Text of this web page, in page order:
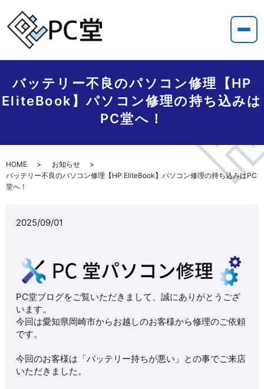
バッテリー不良のパソコン修理【HP
EliteBook】パソコン修理の持ち込みは
PC堂へ！
HOME
お知らせ
バッテリー不良のパソコン修理【HP EliteBook】パソコン修理の持ち込みはPC
堂へ！
2025/09/01
PC堂ブログをご覧いただきまして、誠にありがとうござ
います。
今回は愛知県岡崎市からお越しのお客様から修理のご依頼
です。
今回のお客様は「バッテリー持ちが悪い」との事でご来店
いただきました。